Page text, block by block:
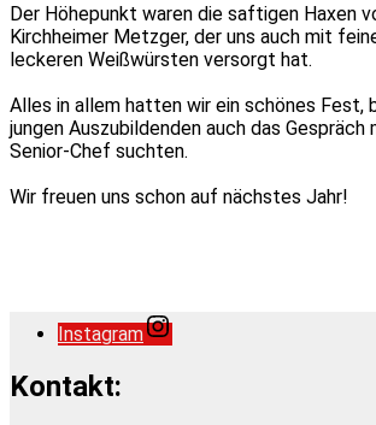
Der Höhepunkt waren die saftigen Haxen
Kirchheimer Metzger, der uns auch mit
leckeren Weißwürsten versorgt hat.
Alles in allem hatten wir ein schönes Fest,
jungen Auszubildenden auch das Gespräch
Senior-Chef suchten.
Wir freuen uns schon auf nächstes Jahr!
Instagram
Kontakt: